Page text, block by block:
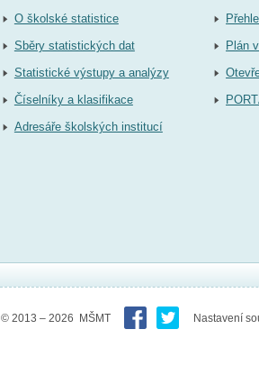
O školské statistice
Sběry statistických dat
Statistické výstupy a analýzy
Číselníky a klasifikace
Adresáře školských institucí
Plán
© 2013 – 2026 MŠMT Nastavení